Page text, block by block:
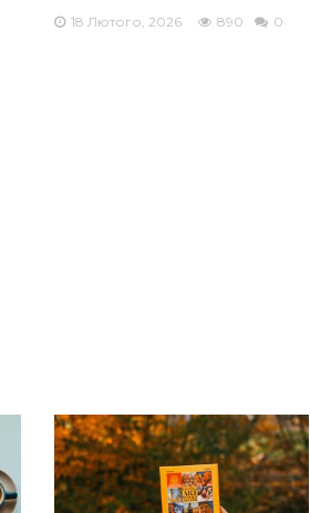
18 Лютого, 2026 890 0